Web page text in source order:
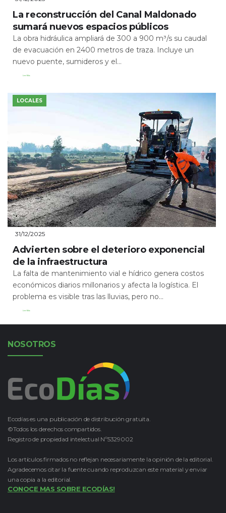
La reconstrucción del Canal Maldonado
sumará nuevos espacios públicos
La obra hidráulica ampliará de 300 a 900 m³/s su caudal
de evacuación en 2400 metros de traza. Incluye un
nuevo puente, sumideros y el...
Leer Más
LOCALES
31/12/2025
Advierten sobre el deterioro exponencial
de la infraestructura
La falta de mantenimiento vial e hídrico genera costos
económicos diarios millonarios y afecta la logística. El
problema es visible tras las lluvias, pero no...
Leer Más
NOSOTROS
Ecodías es una publicación de distribución gratuita.
©Todos los derechos compartidos.
Registro de propiedad intelectual Nº5329002
Los artículos firmados no reflejan necesariamente la opinión de la editorial.
Agradecemos citar la fuente cuando reproduzcan este material y enviar
una copia a la editorial.
CONOCE MAS SOBRE ECODÍAS!